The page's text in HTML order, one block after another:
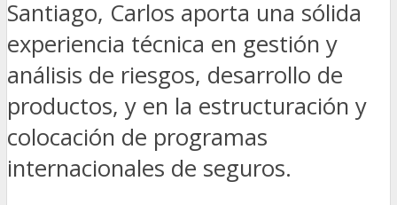
Santiago, Carlos aporta una sólida
experiencia técnica en gestión y
análisis de riesgos, desarrollo de
productos, y en la estructuración y
colocación de programas
internacionales de seguros.